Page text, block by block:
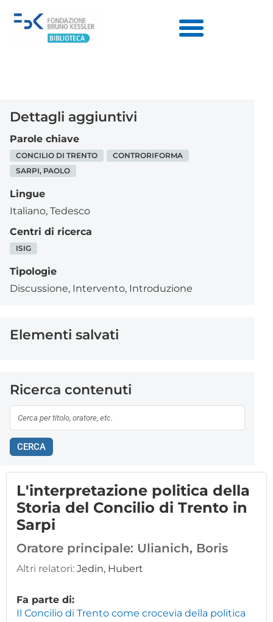
Dettagli aggiuntivi
Parole chiave
CONCILIO DI TRENTO
CONTRORIFORMA
SARPI, PAOLO
Lingue
Italiano, Tedesco
Centri di ricerca
ISIG
Tipologie
Discussione, Intervento, Introduzione
Elementi salvati
Ricerca contenuti
CERCA
L'interpretazione politica della
Storia del Concilio di Trento in
Sarpi
Oratore principale: Ulianich, Boris
Altri relatori: Jedin, Hubert
Fa parte di:
Il Concilio di Trento come crocevia della politica